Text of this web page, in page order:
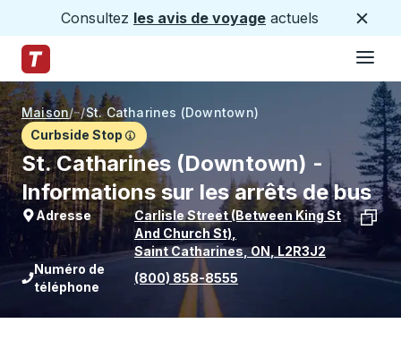
Consultez les avis de voyage actuels
Page d'accueil des sentiers
Maison/ /St. Catharines (Downtown)
Curbside Stop
St. Catharines (Downtown) -
Informations sur les arrêts de bus
Adresse
Carlisle Street (between King St
And Church St)
Saint Catharines,ON, L2R3J2
Voir l'emplacement de l'arrêt sur
Numéro de
téléphone
(800) 858-8555